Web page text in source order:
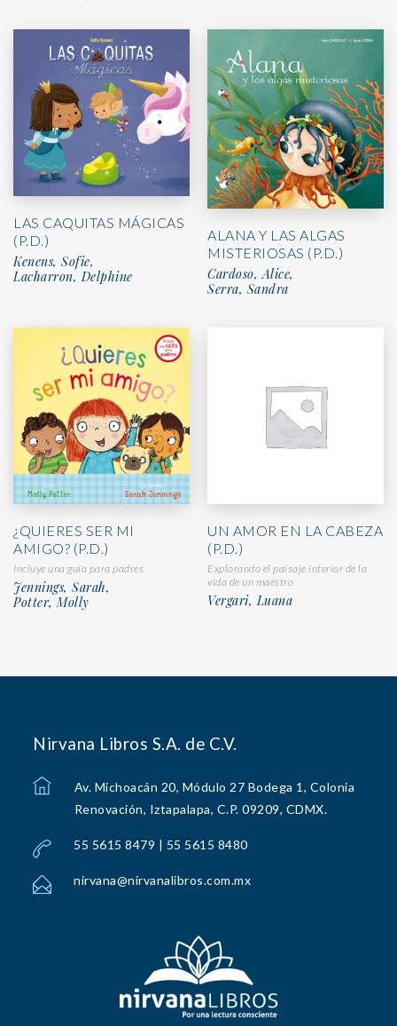
LAS CAQUITAS MÁGICAS
(P.D.)
Kenens, Sofie,
Lacharron, Delphine
ALANA Y LAS ALGAS
MISTERIOSAS (P.D.)
Cardoso, Alice,
Serra, Sandra
¿QUIERES SER MI
AMIGO? (P.D.)
Incluye una guía para padres
Jennings, Sarah,
Potter, Molly
UN AMOR EN LA CABEZA
(P.D.)
Explorando el paisaje interior de la
vida de un maestro
Vergari, Luana
Nirvana Libros S.A. de C.V.
Av. Michoacán 20, Módulo 27 Bodega 1, Colonia
Renovación, Iztapalapa, C.P. 09209, CDMX.
55 5615 8479 | 55 5615 8480
nirvana@nirvanalibros.com.mx